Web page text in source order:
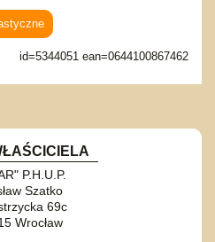
id=5344051 ean=0644100867462
P.H.U.P.
Szatko
69c
Wrocław